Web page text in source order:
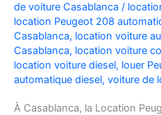
de voiture Casablanca /
location Peugeot 208
Casablanca, location voiture
Casablanca, location voiture
location voiture diesel, louer
automatique diesel, voiture de
À Casablanca, la Location